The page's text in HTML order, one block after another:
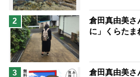
予防法
2
倉田真由美さ
に」くらたま
3
倉田真由美さ